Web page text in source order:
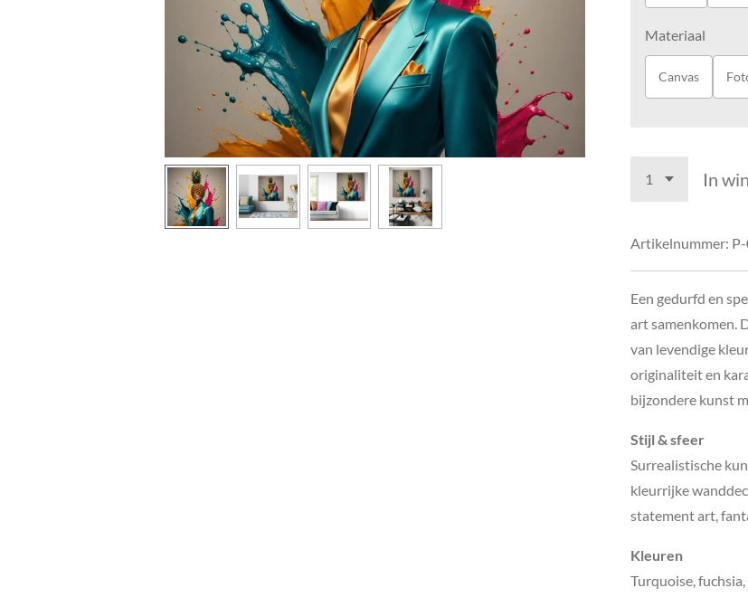
Materiaal
Canvas
In
Artikelnummer:
Een gedurfd en
art samenkomen.
van levendige
originaliteit en
bijzondere kunst
Stijl & sfeer
Surrealistische
kleurrijke
statement art,
Kleuren
Turquoise,